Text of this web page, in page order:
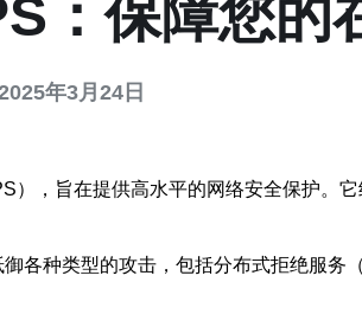
：保障您的
年3月24日
，旨在提供高水平的网络安全保护。
各种类型的攻击，包括分布式拒绝服